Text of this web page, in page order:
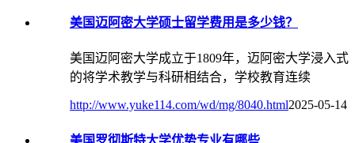
美国迈阿密大学硕士留学费用是多少钱？
美国迈阿密大学成立于1809年，迈阿密大学浸入式
的将学术教学与科研相结合，学校教育连续
http://www.yuke114.com/wd/mg/8040.html2025-05-14
美国罗彻斯特大学优势专业有哪些